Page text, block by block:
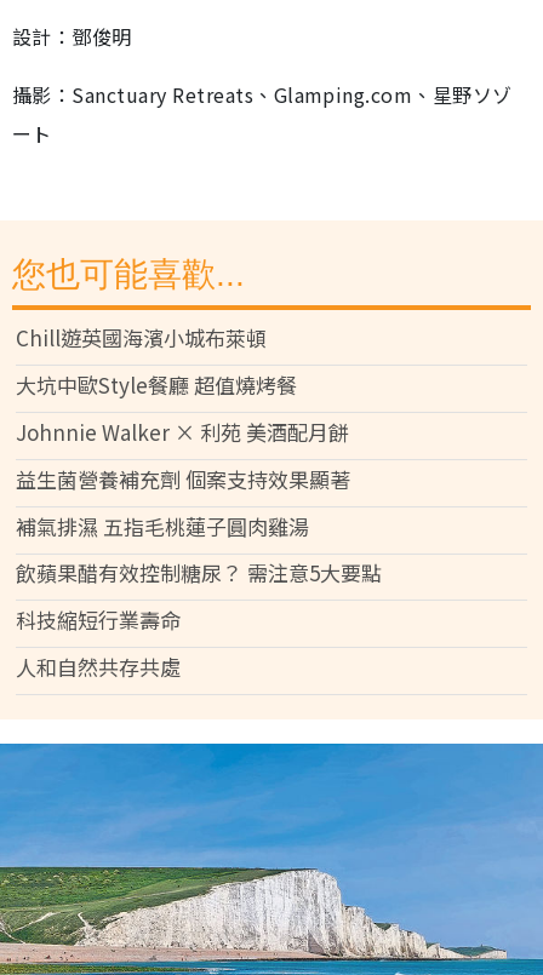
設計：鄧俊明
攝影：Sanctuary Retreats、Glamping.com、星野ソゾ
ート
您也可能喜歡...
Chill遊英國海濱小城布萊頓
大坑中歐Style餐廳 超值燒烤餐
Johnnie Walker × 利苑 美酒配月餅
益生菌營養補充劑 個案支持效果顯著
補氣排濕 五指毛桃蓮子圓肉雞湯
飲蘋果醋有效控制糖尿？ 需注意5大要點
科技縮短行業壽命
人和自然共存共處